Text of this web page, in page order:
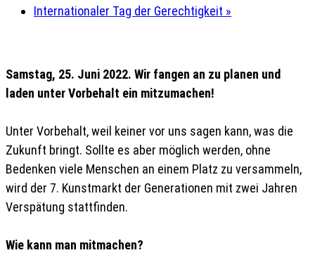
Internationaler Tag der Gerechtigkeit »
Samstag, 25. Juni 2022. Wir fangen an zu planen und
laden unter Vorbehalt ein mitzumachen!
Unter Vorbehalt, weil keiner vor uns sagen kann, was die
Zukunft bringt. Sollte es aber möglich werden, ohne
Bedenken viele Menschen an einem Platz zu versammeln,
wird der 7. Kunstmarkt der Generationen mit zwei Jahren
Verspätung stattfinden.
Wie kann man mitmachen?